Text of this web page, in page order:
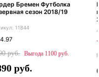
Бремен Футболка
сезон 2018/19
11844
4.97
1100